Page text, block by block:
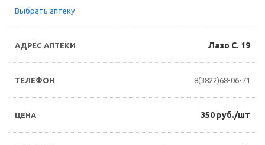
Выбрать аптеку
Лазо С. 19
8(3822)68-06-71
350 руб./шт